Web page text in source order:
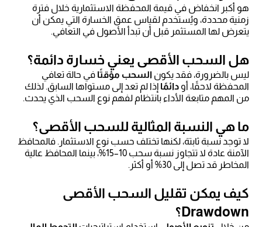
هو أكبر انخفاض في قيمة المحفظة الاستثمارية خلال فترة
زمنية محددة، ويُستخدم لقياس عمق الخسارة التي يمكن أن
يتعرض لها المستثمر قبل أن تبدأ الأصول في التعافي.
هل السحب الأقصى يعني خسارة دائمة؟
ليس بالضرورة، فقد يكون السحب مؤقتًا في حالة تعافي
المحفظة لاحقًا، أو دائمًا إذا لم تعد إلى مستواها السابق. لذلك
من المهم متابعة الأداء بانتظام لفهم نوع السحب الذي يحدث.
ما هي النسبة المثالية للسحب الأقصى؟
لا توجد نسبة ثابتة، لكنها تختلف حسب نوع الاستثمار. فالمحافظ
الآمنة عادة لا تتجاوز نسبة سحب 10–15%، بينما المحافظ عالية
المخاطر قد تصل إلى 30% أو أكثر.
كيف يمكن تقليل السحب الأقصى
Drawdown؟